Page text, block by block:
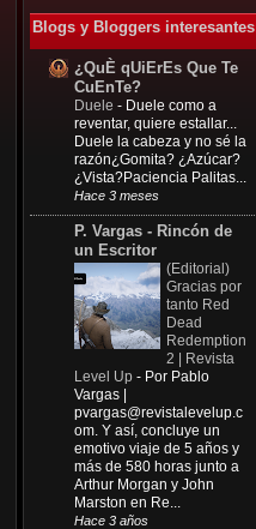
Blogs y Bloggers interesantes
¿QuÈ qUiErEs Que Te
CuEnTe?
Duele - Duele como a
reventar, quiere estallar...
Duele la cabeza y no sé la
razón¿Gomita? ¿Azúcar?
¿Vista?Paciencia Palitas...
Hace 3 meses
P. Vargas - Rincón de
un Escritor
(Editorial)
Gracias por
tanto Red
Dead
Redemption
2 | Revista
Level Up - Por Pablo
Vargas |
pvargas@revistalevelup.c
om. Y así, concluye un
emotivo viaje de 5 años y
más de 580 horas junto a
Arthur Morgan y John
Marston en Re...
Hace 3 años